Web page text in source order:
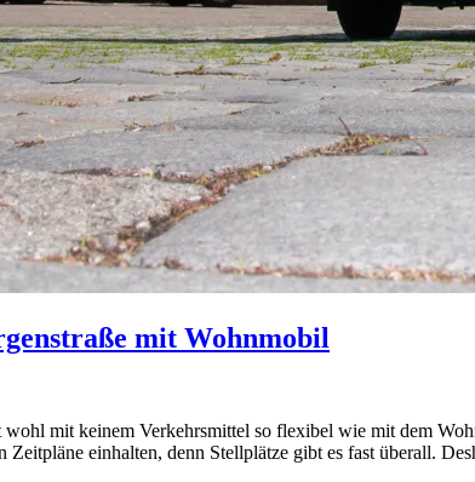
mit Wohnmobil
mit keinem Verkehrsmittel so flexibel wie mit dem
Zeitpläne einhalten, denn Stellplätze gibt es fast überall.